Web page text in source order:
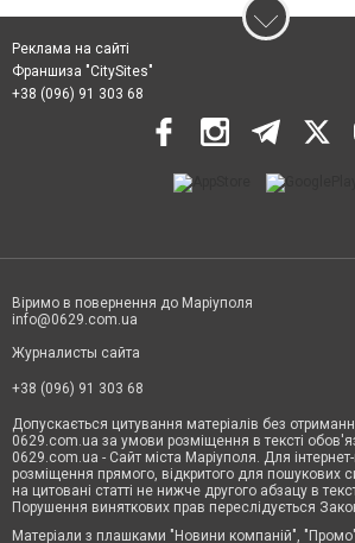
Реклама на сайті
Франшиза "CitySites"
+38 (096) 91 303 68
Віримо в повернення до Маріуполя
info@0629.com.ua
Журналисты сайта
+38 (096) 91 303 68
Допускається цитування матеріалів без
0629.com.ua за умови розміщення в тексті
0629.com.ua - Сайт міста Маріуполя. Для
розміщення прямого, відкритого для пошукових
на цитовані статті не нижче другого абзацу в
Порушення виняткових прав переслідується
Матеріали з плашками "Новини компаній",